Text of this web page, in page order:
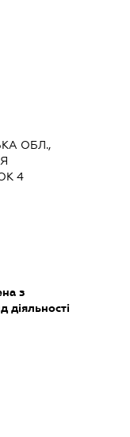
ОБЛ.,
4
з
діяльності